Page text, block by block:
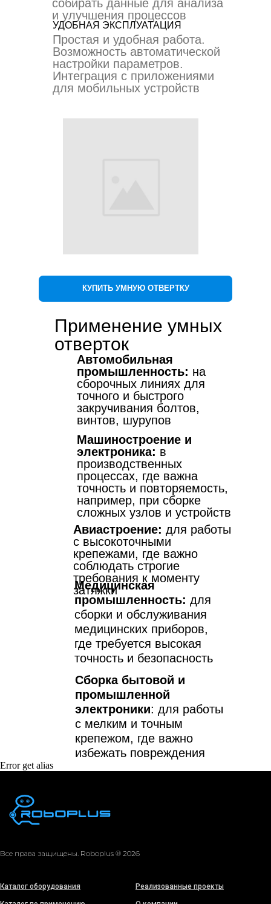
собирать данные для анализа
и улучшения процессов
КУПИТЬ УМНУЮ ОТВЕРТКУ
УДОБНАЯ ЭКСПЛУАТАЦИЯ
Простая и удобная работа.
Возможность автоматической
настройки параметров.
Интеграция с приложениями
для мобильных устройств
Применение умных
отверток
Автомобильная
промышленность: на
сборочных линиях для
точного и быстрого
закручивания болтов,
винтов, шурупов
Машиностроение и
электроника: в
производственных
процессах, где важна
точность и повторяемость,
например, при сборке
сложных узлов и устройств
Авиастроение: для работы
с высокоточными
крепежами, где важно
соблюдать строгие
требования к моменту
затяжки
Медицинская
промышленность: для
сборки и обслуживания
медицинских приборов,
где требуется высокая
точность и безопасность
Сборка бытовой и
промышленной
электроники: для работы
с мелким и точным
крепежом, где важно
избежать повреждения
Error get alias
Все права защищены. Roboplus ® 2026
Каталог оборудования Реализованные проекты